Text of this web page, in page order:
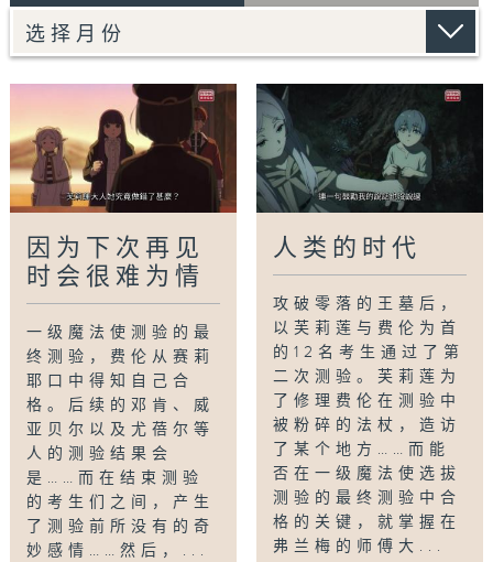
因为下次再见
时会很难为情
一级魔法使测验的最
终测验，费伦从赛莉
耶口中得知自己合
格。后续的邓肯、威
亚贝尔以及尤蓓尔等
人的测验结果会
是……而在结束测验
的考生们之间，产生
了测验前所没有的奇
妙感情……然后，...
人类的时代
攻破零落的王墓后，
以芙莉莲与费伦为首
的12名考生通过了第
二次测验。芙莉莲为
了修理费伦在测验中
被粉碎的法杖，造访
了某个地方……而能
否在一级魔法使选拔
测验的最终测验中合
格的关键，就掌握在
弗兰梅的师傅大...